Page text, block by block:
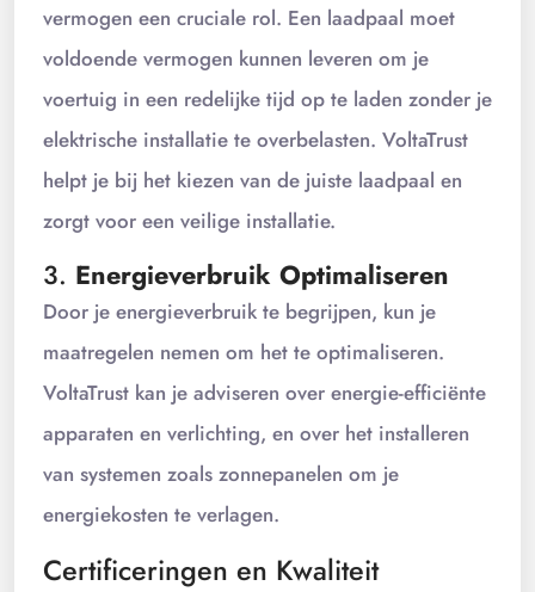
vermogen een cruciale rol. Een laadpaal moet
voldoende vermogen kunnen leveren om je
voertuig in een redelijke tijd op te laden zonder je
elektrische installatie te overbelasten. VoltaTrust
helpt je bij het kiezen van de juiste laadpaal en
zorgt voor een veilige installatie.
3. Energieverbruik Optimaliseren
Door je energieverbruik te begrijpen, kun je
maatregelen nemen om het te optimaliseren.
VoltaTrust kan je adviseren over energie-efficiënte
apparaten en verlichting, en over het installeren
van systemen zoals zonnepanelen om je
energiekosten te verlagen.
Certificeringen en Kwaliteit